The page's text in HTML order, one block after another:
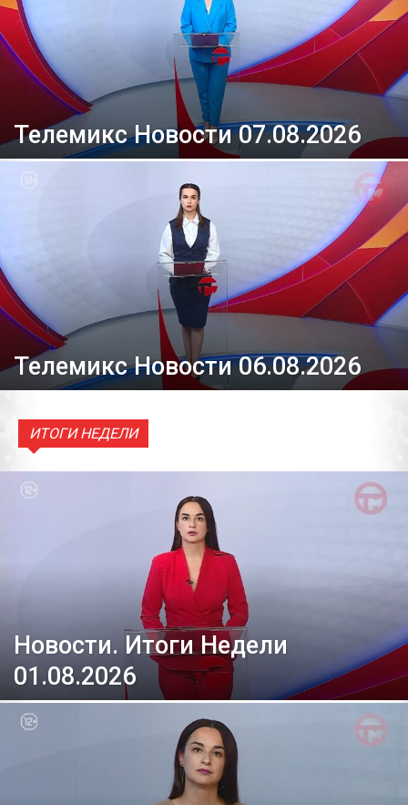
Телемикс Новости 07.08.2026
Телемикс Новости 06.08.2026
ИТОГИ НЕДЕЛИ
Новости. Итоги Недели
01.08.2026